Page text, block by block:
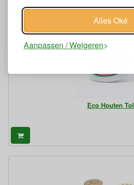
Alles Oké
Aanpassen / Weigeren
Eco Houten Tol